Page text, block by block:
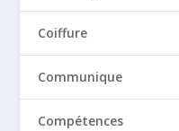
Coiffure
Communique
Compétences